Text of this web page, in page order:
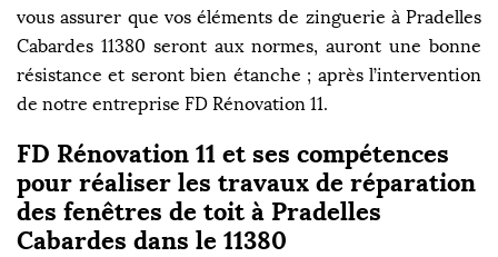
vous assurer que vos éléments de zinguerie à Pradelles
Cabardes 11380 seront aux normes, auront une bonne
résistance et seront bien étanche ; après l’intervention
de notre entreprise FD Rénovation 11.
FD Rénovation 11 et ses compétences
pour réaliser les travaux de réparation
des fenêtres de toit à Pradelles
Cabardes dans le 11380